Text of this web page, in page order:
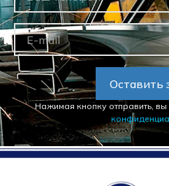
Оставить
Нажимая кнопку отправить, вы